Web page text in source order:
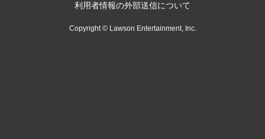
利用者情報の外部送信について
Copyright © Lawson Entertainment, Inc.